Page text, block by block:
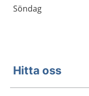
Söndag
Hitta oss